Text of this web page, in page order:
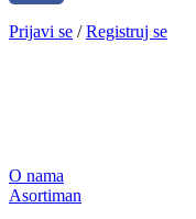
Prijavi se /Registruj se
O nama
Asortiman